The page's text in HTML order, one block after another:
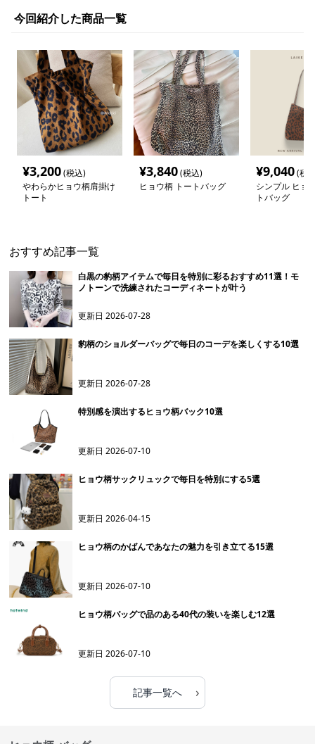
今回紹介した商品一覧
¥3,200(税込)
やわらかヒョウ柄肩掛け
トート
¥3,840(税込)
ヒョウ柄 トートバッグ
¥9,040(税
シンプル ヒョ
トバッグ
おすすめ記事一覧
白黒の豹柄アイテムで毎日を特別に彩るおすすめ11選！モ
ノトーンで洗練されたコーディネートが叶う
更新日2026-07-28
豹柄のショルダーバッグで毎日のコーデを楽しくする10選
更新日2026-07-28
特別感を演出するヒョウ柄バック10選
更新日2026-07-10
ヒョウ柄サックリュックで毎日を特別にする5選
更新日2026-04-15
ヒョウ柄のかばんであなたの魅力を引き立てる15選
更新日2026-07-10
ヒョウ柄バッグで品のある40代の装いを楽しむ12選
更新日2026-07-10
記事一覧へ ›